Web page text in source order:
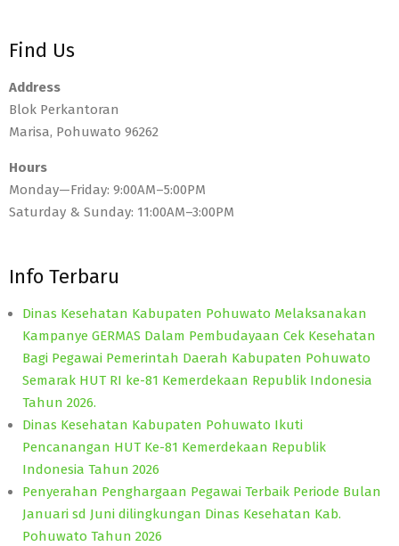
Find Us
Address
Blok Perkantoran
Marisa, Pohuwato 96262
Hours
Monday—Friday: 9:00AM–5:00PM
Saturday & Sunday: 11:00AM–3:00PM
Info Terbaru
Dinas Kesehatan Kabupaten Pohuwato Melaksanakan
Kampanye GERMAS Dalam Pembudayaan Cek Kesehatan
Bagi Pegawai Pemerintah Daerah Kabupaten Pohuwato
Semarak HUT RI ke-81 Kemerdekaan Republik Indonesia
Tahun 2026.
Dinas Kesehatan Kabupaten Pohuwato Ikuti
Pencanangan HUT Ke-81 Kemerdekaan Republik
Indonesia Tahun 2026
Penyerahan Penghargaan Pegawai Terbaik Periode Bulan
Januari sd Juni dilingkungan Dinas Kesehatan Kab.
Pohuwato Tahun 2026